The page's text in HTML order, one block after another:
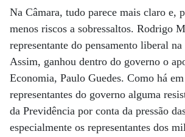
Na Câmara, tudo parece mais claro e,
menos riscos a sobressaltos. Rodrigo
representante do pensamento liberal
Assim, ganhou dentro do governo o
Economia, Paulo Guedes. Como há
representantes do governo alguma
da Previdência por conta da pressão
especialmente os representantes dos